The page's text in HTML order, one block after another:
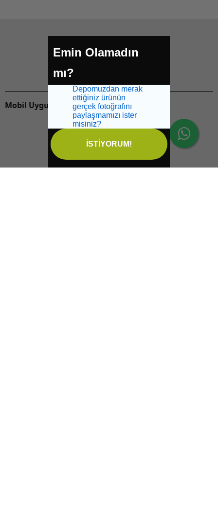
Bizi takip edin
Mobil Uygulamalarımızı İndirin:
Emin Olamadın
mı?
Depomuzdan merak
ettiğiniz ürünün
gerçek fotoğrafını
paylaşmamızı ister
misiniz?
İSTİYORUM!